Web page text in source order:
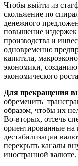
Чтобы выйти из
скольжение по
денежного
повышение
производства и
одновременно
капитала,
экономики,
экономического
Для прекращения
обременить
образом, чтобы их
Во-вторых, отсечь
ориентированные на
дестабилизации
перекрыть каналы
иностранной валюте.